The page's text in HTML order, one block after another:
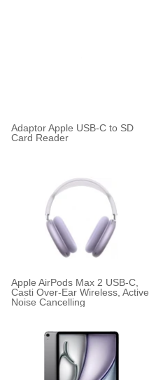
Adaptor Apple USB-C to SD
Card Reader
Apple AirPods Max 2 USB-C,
Casti Over-Ear Wireless, Active
Noise Cancelling